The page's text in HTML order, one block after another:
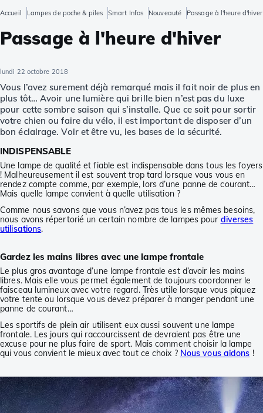
Accueil Lampes de poche & piles Smart Infos Nouveauté Passage à l'heure d'hiver
Passage à l'heure d'hiver
lundi 22 octobre 2018
Vous l’avez surement déjà remarqué mais il fait noir de plus en
plus tôt… Avoir une lumière qui brille bien n’est pas du luxe
pour cette sombre saison qui s’installe. Que ce soit pour sortir
votre chien ou faire du vélo, il est important de disposer d’un
bon éclairage. Voir et être vu, les bases de la sécurité.
INDISPENSABLE
Une lampe de qualité et fiable est indispensable dans tous les foyers
! Malheureusement il est souvent trop tard lorsque vous vous en
rendez compte comme, par exemple, lors d’une panne de courant…
Mais quelle lampe convient à quelle utilisation ?
Comme nous savons que vous n’avez pas tous les mêmes besoins,
nous avons répertorié un certain nombre de lampes pour diverses
utilisations.
Gardez les mains libres avec une lampe frontale
Le plus gros avantage d’une lampe frontale est d’avoir les mains
libres. Mais elle vous permet également de toujours coordonner le
faisceau lumineux avec votre regard. Très utile lorsque vous piquez
votre tente ou lorsque vous devez préparer à manger pendant une
panne de courant…
Les sportifs de plein air utilisent eux aussi souvent une lampe
frontale. Les jours qui raccourcissent de devraient pas être une
excuse pour ne plus faire de sport. Mais comment choisir la lampe
qui vous convient le mieux avec tout ce choix ? Nous vous aidons !